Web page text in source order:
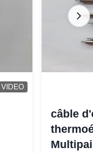
VIDEO
câble